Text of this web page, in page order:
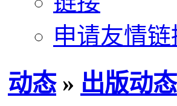
申请友情链
动态» 出版动态